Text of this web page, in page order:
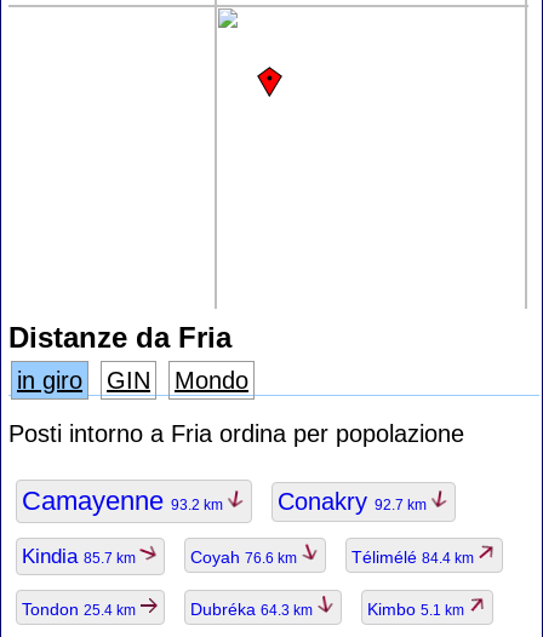
Distanze da Fria
in giro GIN
Mondo
Posti intorno a Fria ordina per popolazione
Camayenne 93.2 km Conakry 92.7 km
Kindia 85.7 km Coyah 76.6 km Télimélé 84.4 km
Tondon 25.4 km Dubréka 64.3 km Kimbo 5.1 km